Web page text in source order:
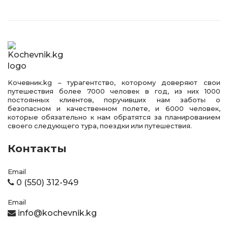
Kочевник.kg – турагентство, которому доверяют свои
путешествия более 7000 человек в год, из них 1000
постоянных клиентов, поручивших нам заботы о
безопасном и качественном полете, и 6000 человек,
которые обязательно к нам обратятся за планированием
своего следующего тура, поездки или путешествия.
Контакты
Email
0 (550) 312-949
Email
info@kochevnik.kg